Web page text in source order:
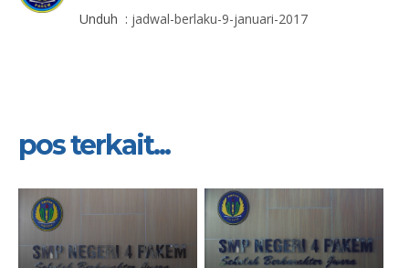
Unduh : jadwal-berlaku-9-januari-2017
pos terkait...